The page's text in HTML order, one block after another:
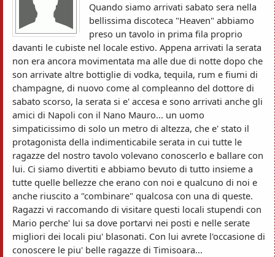
Quando siamo arrivati sabato sera nella
bellissima discoteca "Heaven" abbiamo
preso un tavolo in prima fila proprio
davanti le cubiste nel locale estivo. Appena arrivati la serata
non era ancora movimentata ma alle due di notte dopo che
son arrivate altre bottiglie di vodka, tequila, rum e fiumi di
champagne, di nuovo come al compleanno del dottore di
sabato scorso, la serata si e' accesa e sono arrivati anche gli
amici di Napoli con il Nano Mauro... un uomo
simpaticissimo di solo un metro di altezza, che e' stato il
protagonista della indimenticabile serata in cui tutte le
ragazze del nostro tavolo volevano conoscerlo e ballare con
lui. Ci siamo divertiti e abbiamo bevuto di tutto insieme a
tutte quelle bellezze che erano con noi e qualcuno di noi e
anche riuscito a "combinare" qualcosa con una di queste.
Ragazzi vi raccomando di visitare questi locali stupendi con
Mario perche' lui sa dove portarvi nei posti e nelle serate
migliori dei locali piu' blasonati. Con lui avrete l'occasione di
conoscere le piu' belle ragazze di Timisoara...